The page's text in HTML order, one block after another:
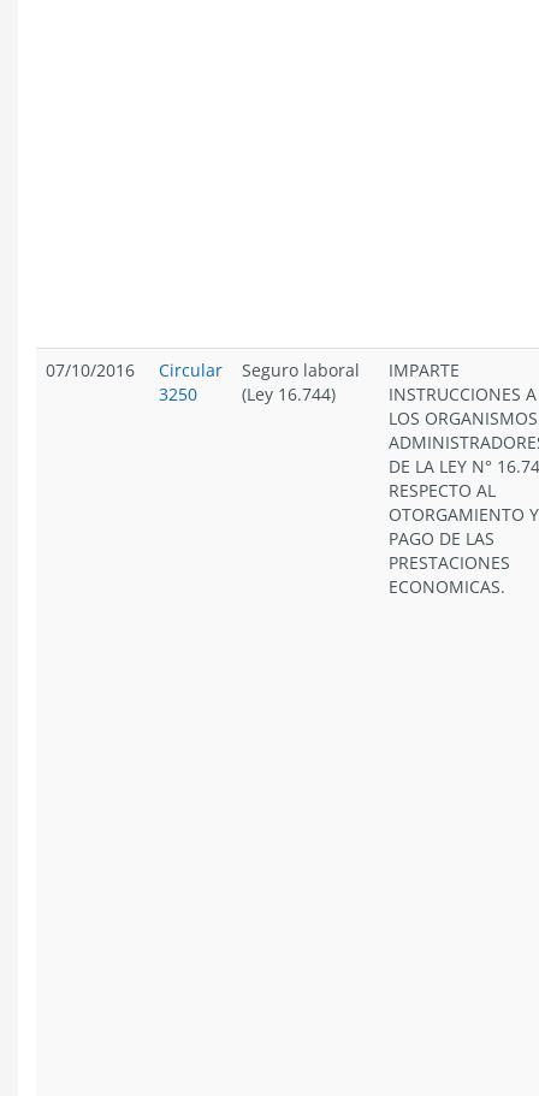
07/10/2016
Circular
3250
Seguro laboral
(Ley 16.744)
IMPARTE
INSTRUCCIONES A
LOS ORGANISMOS
DE LA LEY N°
RESPECTO AL
OTORGAMIENTO Y
PAGO DE LAS
PRESTACIONES
ECONOMICAS.